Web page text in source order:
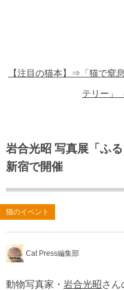
【注目の猫本】⇒「猫で窒
テリー」
岩合光昭 写真展「ふ
新宿で開催
猫のイベント
Cat Press編集部
動物写真家・ 岩合光昭さん
猫のゲーム・アプリ
猫のフリー写真素材